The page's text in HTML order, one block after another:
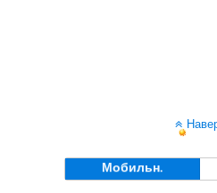
Мобильн.